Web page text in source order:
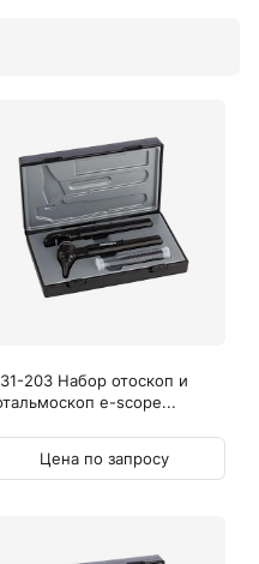
203 Набор отоскоп и
e-scope...
Цена по запросу